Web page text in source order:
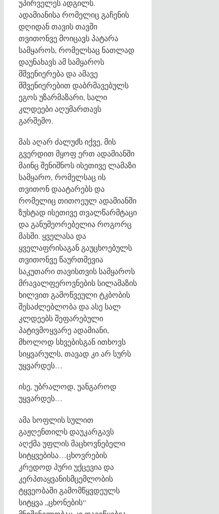
უპირველეს ადგილს.
ადამიანისა რომელიც გაჩენის
დღიდან თავის თავში
თვითონვე მოიცავს პატარა
სამყაროს, რომელსაც ნათლად
დაუნახავს ამ სამყაროს
მშვენიერება და ამავე
მშვენიერებით დაბრმავებულს
ეგოს უზარმაზარი, სალი
კლდეები აღუმართავს
გარშემო.
მას აღარ ძალუძს იქვე, მის
გვერდით მყოფ ერთ ადამიანში
მაინც შენიშნოს ისეთივე ლამაზი
სამყარო, რომელსაც ის
თვითონ დაატარებს და
რომელიც თითოეულ ადამიანში
ზუსტად ისეთივე თვალწარმტაცი
და განუმეორებელია როგორც
მასში. ყველასა და
ყველაფრისაგან გაუცხოებულს
თვითონვე წაურთმევია
საკუთარი თავისთვის სამყაროს
მრავალფეროვნების სილამაზის
ხილვით გამოწვეული ტკბობის
შესაძლებლობა და ასე სალ
კლდეებს შეფარებული
პატივმოყვარე ადამიანი,
მხოლოდ სხვებისგან ითხოვს
სიყვარულს, თავად კი არ სურს
უყვარდეს…
ისე, უბრალოდ, უანგაროდ
უყვარდეს…
ამა სოფლის სულით
გაჟღენთილს დაუკარგავს
აღქმა უფლის მაცხოვნებელი
სიტყვებისა…ცხოვრების
კრედოდ პური უქცევია და
კერპთაყვანისმცემლობის
ტყვეობაში გამომწყვდეულს
სიტყვა „ცხონების“